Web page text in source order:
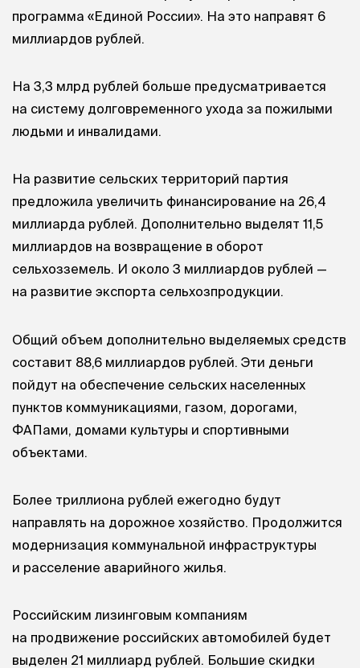
программа «Единой России». На это направят 6
миллиардов рублей.
На 3,3 млрд рублей больше предусматривается
на систему долговременного ухода за пожилыми
людьми и инвалидами.
На развитие сельских территорий партия
предложила увеличить финансирование на 26,4
миллиарда рублей. Дополнительно выделят 11,5
миллиардов на возвращение в оборот
сельхозземель. И около 3 миллиардов рублей —
на развитие экспорта сельхозпродукции.
Общий объем дополнительно выделяемых средств
составит 88,6 миллиардов рублей. Эти деньги
пойдут на обеспечение сельских населенных
пунктов коммуникациями, газом, дорогами,
ФАПами, домами культуры и спортивными
объектами.
Более триллиона рублей ежегодно будут
направлять на дорожное хозяйство. Продолжится
модернизация коммунальной инфраструктуры
и расселение аварийного жилья.
Российским лизинговым компаниям
на продвижение российских автомобилей будет
выделен 21 миллиард рублей. Большие скидки